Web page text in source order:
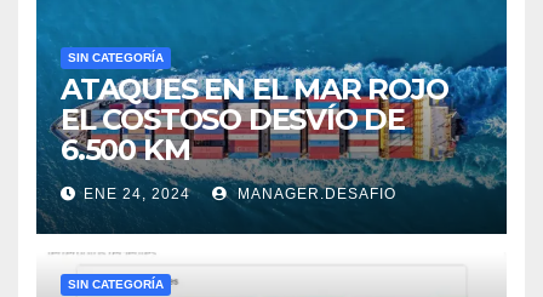
SIN CATEGORÍA
ATAQUES EN EL MAR ROJO
EL COSTOSO DESVÍO DE
6.500 KM
ENE 24, 2024 MANAGER.DESAFIO
SIN CATEGORÍA